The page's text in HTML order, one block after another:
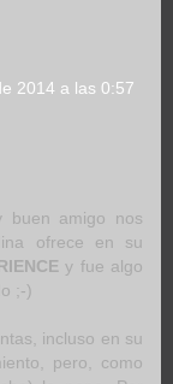
2014 a las 0:57
buen amigo nos
ofrece en su
y fue algo
;-)
incluso en su
pero, como